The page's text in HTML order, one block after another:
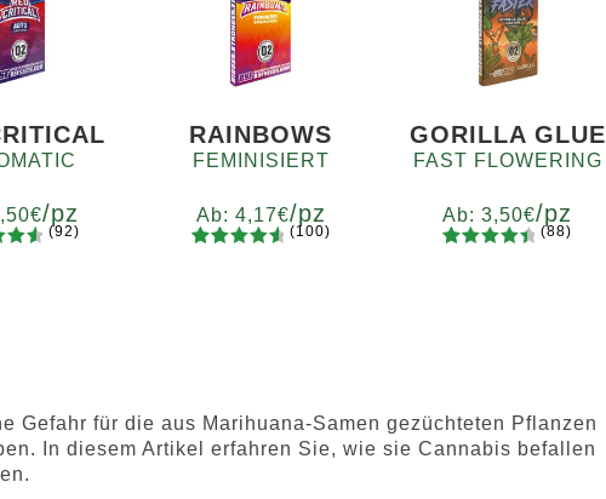
€/pz
(92)
RAINBOWS
FEMINISIERT
Ab: 4,17€/pz
ewertung
en
(100)
GORILLA GLUE
FAST FLOWERING
Ab: 3,50€/pz
ewertung
en
(88)
Gefahr für die aus Marihuana-Samen gezüchteten Pflanzen
In diesem Artikel erfahren Sie, wie sie Cannabis befallen